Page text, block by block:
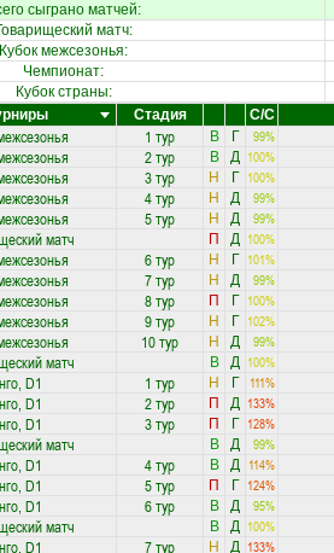
сыграно матчей:
матч:
Кубок межсезонья:
Чемпионат:
Кубок страны:
Стадия С/С
1 тур В Г 99%
2 тур В Д 100%
3 тур Н Г 100%
4 тур Н Д 99%
5 тур Н Д 99%
матч П Д 100%
6 тур Н Г 101%
7 тур Н Д 99%
8 тур П Г 100%
9 тур Н Г 102%
10 тур Н Д 99%
матч В Д 100%
D1 1 тур Н Г 111%
D1 2 тур П Д 133%
D1 3 тур П Г 128%
матч В Д 99%
D1 4 тур В Д 114%
D1 5 тур П Г 124%
D1 6 тур В Д 95%
матч В Д 100%
D1 7 тур Н Д 133%